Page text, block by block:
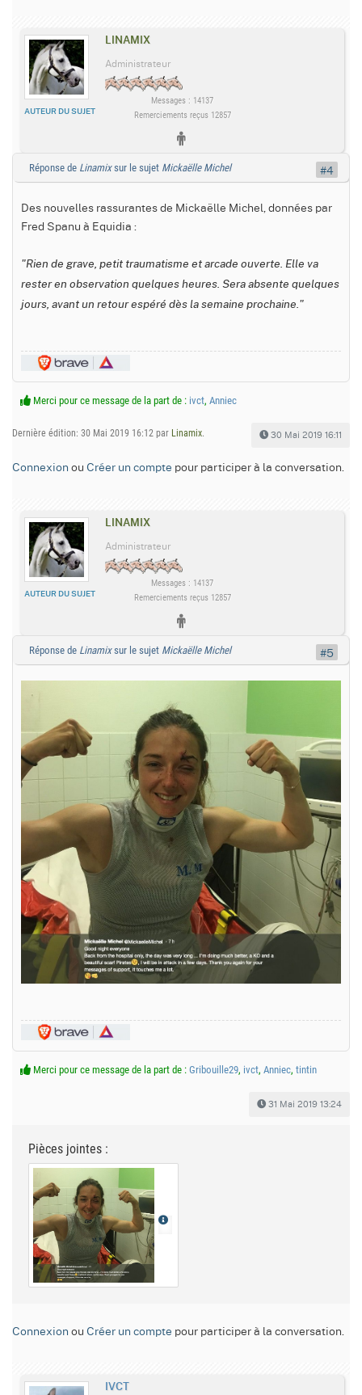
LINAMIX
AUTEUR DU SUJET
Administrateur
Messages : 14137
Remerciements reçus 12857
Réponse de Linamixsur le sujet Mickaëlle Michel
Des nouvelles rassurantes de Mickaëlle Michel, données par
Fred Spanu à Equidia :
"Rien de grave, petit traumatisme et arcade ouverte. Elle va
rester en observation quelques heures. Sera absente quelques
jours, avant un retour espéré dès la semaine prochaine."
Merci pour ce message de la part de : ivct, Anniec
Dernière édition: 30 Mai 2019 16:12 par Linamix. 30 Mai 2019 16:11
#4
Connexion ou Créer un compte pour participer à la conversation.
LINAMIX
AUTEUR DU SUJET
Administrateur
Messages : 14137
Remerciements reçus 12857
Réponse de Linamixsur le sujet Mickaëlle Michel
Merci pour ce message de la part de : Gribouille29, ivct, Anniec, tintin
31 Mai 2019 13:24
#5
Pièces jointes :
Connexion ou Créer un compte pour participer à la conversation.
IVCT